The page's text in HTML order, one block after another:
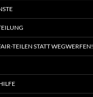
TEILEN STATT WEGWERFEN!